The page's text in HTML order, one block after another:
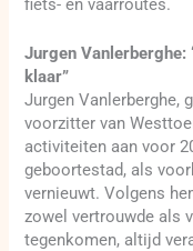
Jurgen
klaar”
Jurgen Vanlerberghe,
voorzitter van
activiteiten aan voor
geboortestad, als
vernieuwt. Volgens
zowel vertrouwde als
tegenkomen, altijd